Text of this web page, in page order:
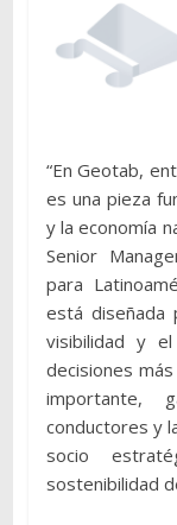
“En Geotab,
es una pieza
y la economía
Senior
para
está diseñada
visibilidad y
decisiones
importante,
conductores y
socio
sostenibilidad